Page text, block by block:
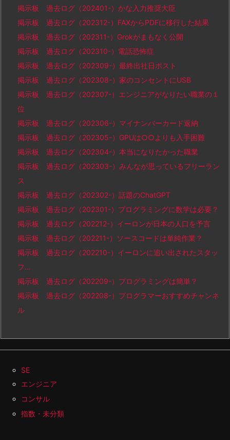
掲示板 過去ログ（202401-）かな入力推奨大臣
掲示板 過去ログ（202312-）FAXからPDFに移行した結果
掲示板 過去ログ（202311-）Grokがまもなく公開
掲示板 過去ログ（202310-）電話恐怖症
掲示板 過去ログ（202309-）最終出社日ポスト
掲示板 過去ログ（202308-）家のコンセントにUSB
掲示板 過去ログ（202307-）エンジニアがなりたい職業の１
位
掲示板 過去ログ（202306-）マイナンバーカード返納
掲示板 過去ログ（202305-）GPUは○○よりも入手困難
掲示板 過去ログ（202304-）本当になりたかった職業
掲示板 過去ログ（202303-）みんなが思っているフリーラン
ス
掲示板 過去ログ（202302-）話題のChatGPT
掲示板 過去ログ（202301-）プログラミングに数学は必要？
掲示板 過去ログ（202212-）イーロンが日本の人口を予言
掲示板 過去ログ（202211-）ソースコードは単純作業？
掲示板 過去ログ（202210-）イーロンに追い出されたスタッ
フ…
掲示板 過去ログ（202209-）プログラミングは簡単？
掲示板 過去ログ（202208-）プログラマーおすすめチャンネ
ル
SE
エンジニア
コンサル
指数・未分類